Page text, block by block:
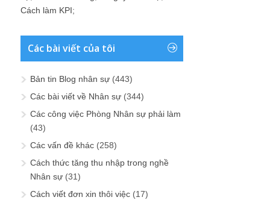
Cách làm KPI;
Các bài viết của tôi
Bản tin Blog nhân sự (443)
Các bài viết về Nhân sự (344)
Các công việc Phòng Nhân sự phải làm
(43)
Các vấn đề khác (258)
Cách thức tăng thu nhập trong nghề
Nhân sự (31)
Cách viết đơn xin thôi việc (17)